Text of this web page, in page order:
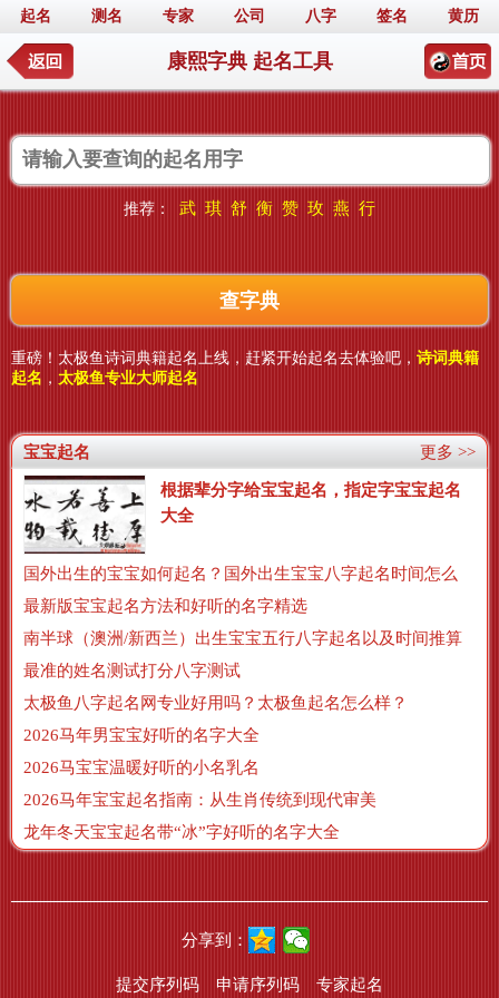
起名 测名 专家 公司 八字 签名 黄历
康熙字典 起名工具
推荐： 武 琪 舒 衡 赞 玫 燕 行
重磅！太极鱼诗词典籍起名上线，赶紧开始起名去体验吧， 诗词典籍
起名 ， 太极鱼专业大师起名
更多 >>
宝宝起名
根据辈分字给宝宝起名，指定字宝宝起名
大全
最新版宝宝起名方法和好听的名字精选
南半球（澳洲/新西兰）出生宝宝五行八字起名以及时间推算
最准的姓名测试打分八字测试
太极鱼八字起名网专业好用吗？太极鱼起名怎么样？
2026马年男宝宝好听的名字大全
2026马宝宝温暖好听的小名乳名
2026马年宝宝起名指南：从生肖传统到现代审美
龙年冬天宝宝起名带“冰”字好听的名字大全
分享到：
提交序列码 申请序列码 专家起名